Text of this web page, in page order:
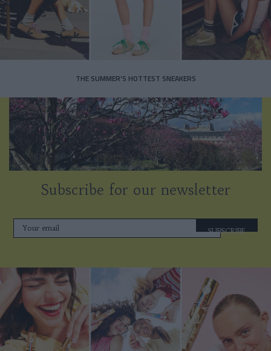
THE SUMMER’S HOTTEST SNEAKERS
Subscribe for our newsletter
SUBSCRIBE